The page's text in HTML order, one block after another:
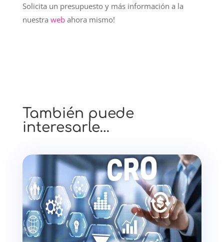
Solicita un presupuesto y más información a la
nuestra webahora mismo!
También puede
interesarle…